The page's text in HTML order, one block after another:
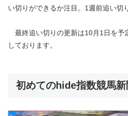
い切りができるか注目。1週前追い切
最終追い切りの更新は10月1日を予
しております。
初めてのhide指数競馬